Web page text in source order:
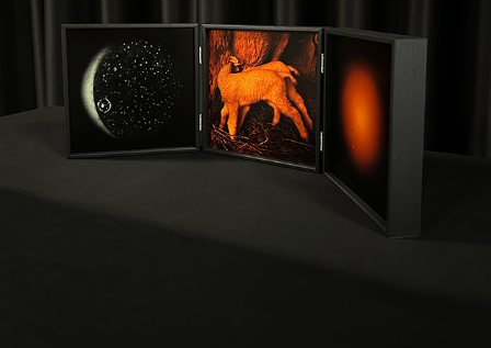
Museumnacht